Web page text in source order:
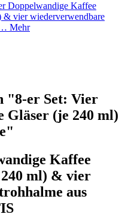
Doppelwandige Kaffee
vier wiederverwendbare
Mehr
"8-er Set: Vier
Gläser (je 240 ml)
Kaffee
ml) & vier
aus